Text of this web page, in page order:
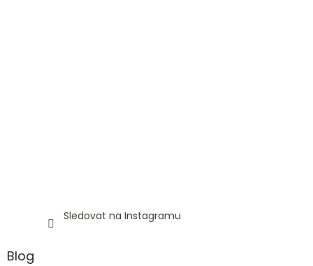
Sledovat na Instagramu
Blog